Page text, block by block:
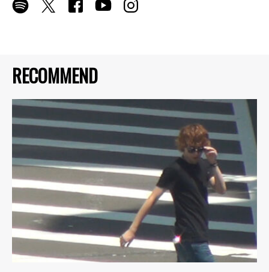
RECOMMEND